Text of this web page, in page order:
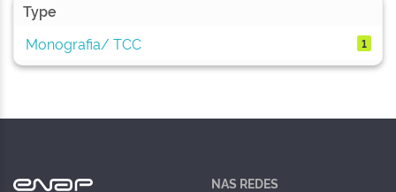
Type
Monografia/ TCC
1
NAS REDES